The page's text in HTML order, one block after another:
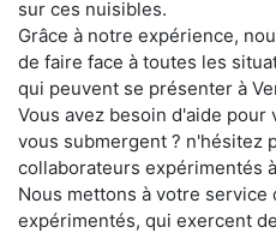
sur ces nuisibles.
Grâce à notre expérience,
de faire face à toutes les
qui peuvent se présenter à
Vous avez besoin d'aide
vous submergent ? n'hésitez
collaborateurs expérimentés
Nous mettons à votre service
expérimentés, qui exercent